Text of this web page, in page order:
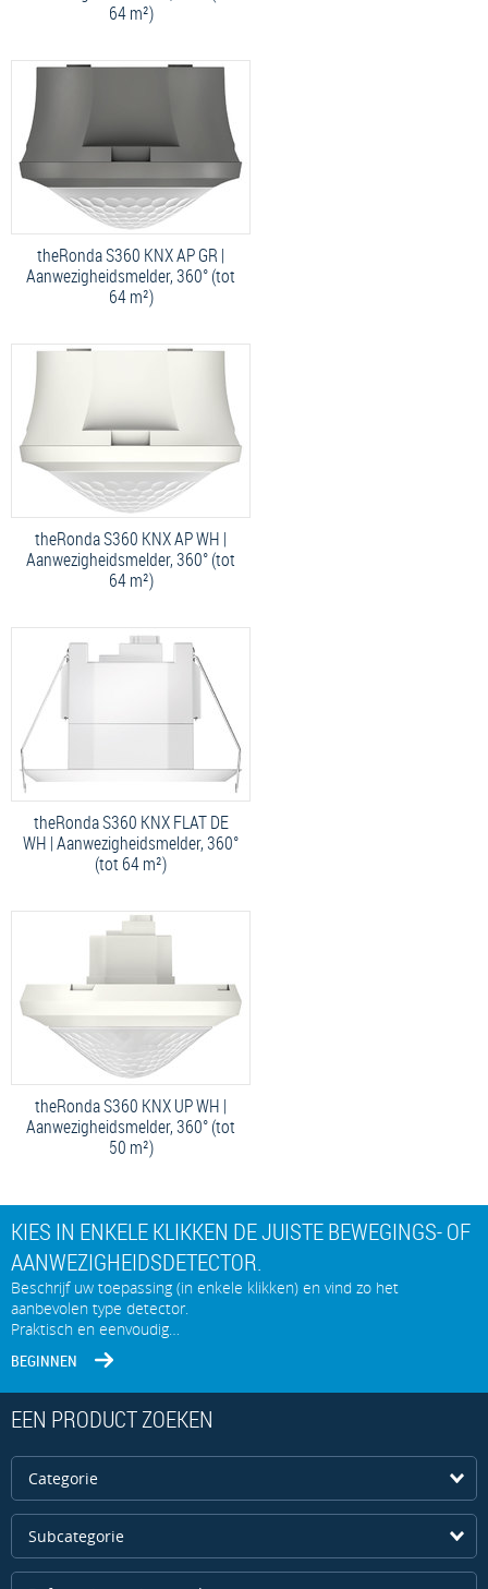
64 m²)
theRonda S360 KNX AP GR |
Aanwezigheidsmelder, 360° (tot
64 m²)
theRonda S360 KNX AP WH |
Aanwezigheidsmelder, 360° (tot
64 m²)
theRonda S360 KNX FLAT DE
WH | Aanwezigheidsmelder, 360°
(tot 64 m²)
theRonda S360 KNX UP WH |
Aanwezigheidsmelder, 360° (tot
50 m²)
KIES IN ENKELE KLIKKEN DE JUISTE BEWEGINGS- OF
AANWEZIGHEIDSDETECTOR.
Beschrijf uw toepassing (in enkele klikken) en vind zo het
aanbevolen type detector.
Praktisch en eenvoudig…
BEGINNEN
EEN PRODUCT ZOEKEN
Categorie
Subcategorie